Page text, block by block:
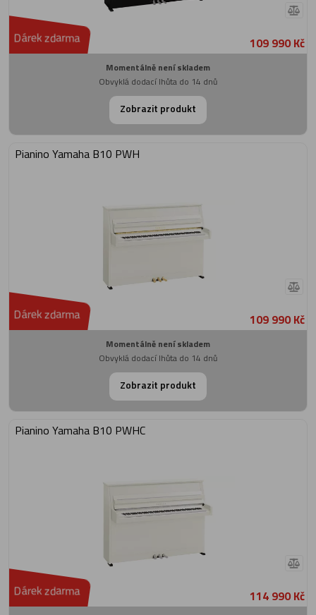
Dárek zdarma 109 990 Kč
Momentálně není skladem
Obvyklá dodací lhůta do 14 dnů
Zobrazit produkt
Pianino Yamaha B10 PWH
Dárek zdarma 109 990 Kč
Momentálně není skladem
Obvyklá dodací lhůta do 14 dnů
Zobrazit produkt
Pianino Yamaha B10 PWHC
Dárek zdarma 114 990 Kč